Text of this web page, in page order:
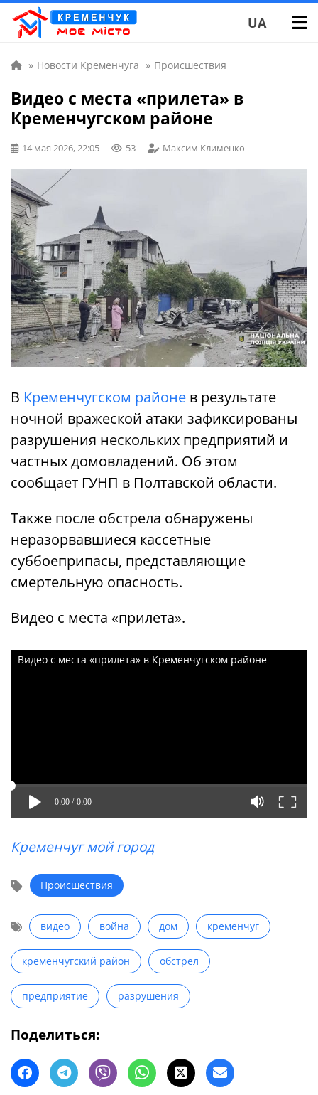
UA
» Новости Кременчуга » Происшествия
Видео с места «прилета» в
Кременчугском районе
14 мая 2026, 22:05 53 Максим Клименко
В Кременчугском районе в результате
ночной вражеской атаки зафиксированы
разрушения нескольких предприятий и
частных домовладений. Об этом
сообщает ГУНП в Полтавской области.
Также после обстрела обнаружены
неразорвавшиеся кассетные
суббоеприпасы, представляющие
смертельную опасность.
Видео с места «прилета».
Видео с места «прилета» в Кременчугском районе
0:00 / 0:00
Кременчуг мой город
Происшествия
видео война дом кременчуг
кременчугский район обстрел
предприятие разрушения
Поделиться: